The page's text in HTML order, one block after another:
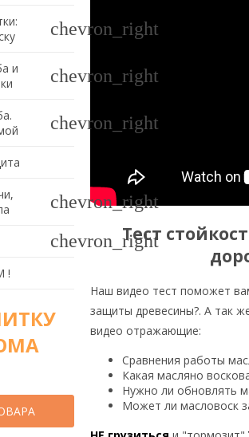
Тест
Наш видео тест поможет
защиты древесины?. А так
видео отражающие:
Сравнения работы
Какая масляно
Нужно ли обновлять
Может ли масловоск
chevron_right
и
chevron_right
chevron_right
chevron_right
chevron_right
!